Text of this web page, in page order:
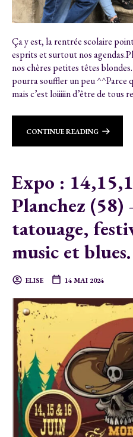
Ça y est, la rentrée scolaire
esprits et surtout nos
nos chères petites têtes
pourra souffler un peu ^^Parce
mais c’est loiiiiin d’être de tous
CONTINUE READING
Expo :
Planchez
tatouage,
music et blues.
ELISE 14 MAI 2024